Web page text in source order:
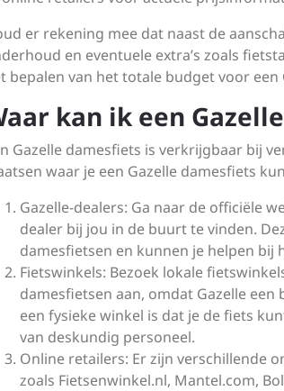
er rekening mee dat naast de
en eventuele extra’s zoals
bepalen van het totale budget voor een
kan ik een
Gazelle damesfiets is verkrijgbaar bij
waar je een Gazelle damesfiets
Gazelle-dealers: Ga naar de officiële
dealer bij jou in de buurt te vinden.
damesfietsen en kunnen je helpen bij
Fietswinkels: Bezoek lokale
damesfietsen aan, omdat Gazelle
een fysieke winkel is dat je de fiets
van deskundig personeel.
Online retailers: Er zijn verschillende
zoals Fietsenwinkel.nl, Mantel.com,